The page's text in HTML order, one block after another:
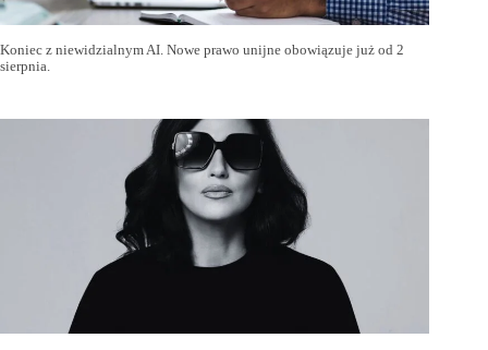
Koniec z niewidzialnym AI. Nowe prawo unijne obowiązuje już od 2
sierpnia.